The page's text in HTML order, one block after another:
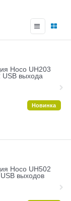
Hoco UH203
USB выхода
Новинка
Hoco UH502
выходов